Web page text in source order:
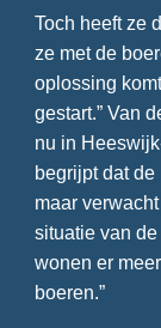
Toch heeft ze
ze met de
oplossing
gestart.” Van
nu in
begrijpt dat
maar
situatie van de
wonen er
boeren.”